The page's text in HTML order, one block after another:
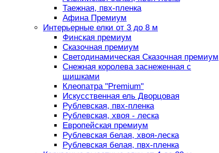
Таежная, пвх-пленка
Афина Премиум
Интерьерные елки от 3 до 8 м
Финская премиум
Сказочная премиум
Светодинамическая Сказочная премиум
Снежная королева заснеженная с
шишками
Клеопатра "Premium"
Искусственная ель Дворцовая
Рублевская, пвх-пленка
Рублевская, хвоя - леска
Европейская премиум
Рублевская белая, хвоя-леска
Рублевская белая, пвх-пленка